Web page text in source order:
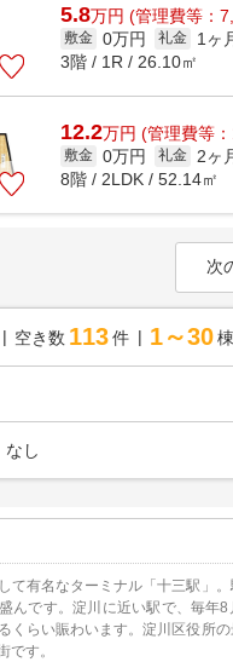
5.8万円 (管理費等：
敷金 0万円 礼金
1ヶ
3階 / 1R / 26.10㎡
12.2万円 (管理費等
敷金 0万円 礼金
2ヶ
8階 / 2LDK / 52.14㎡
次
空き数 113 件 1～30
なし
て有名なターミナル「十三駅」
んです。淀川に近い駅で、毎年8
くらい賑わいます。淀川区役所
です。